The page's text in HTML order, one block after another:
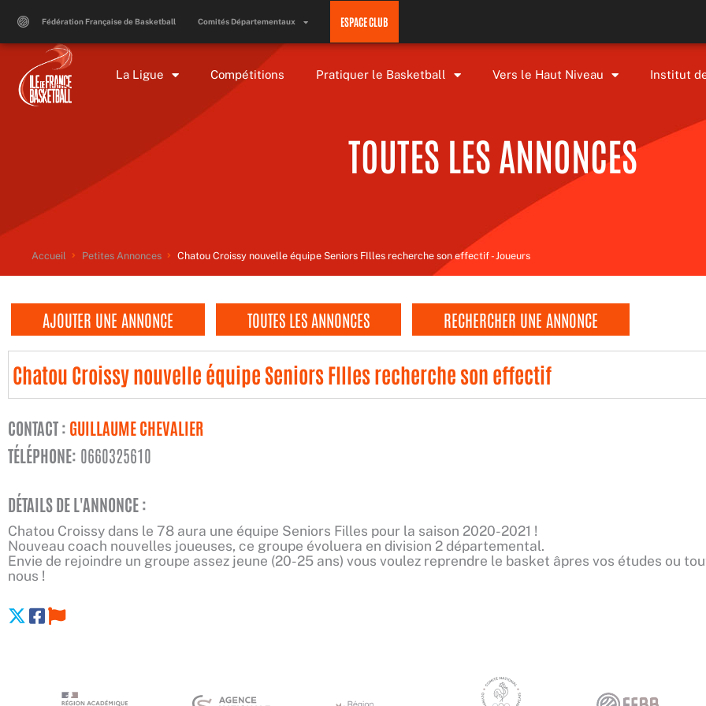
Fédération Française de Basketball Comités Départementaux ESPACE CLUB
La Ligue Compétitions Pratiquer le Basketball Vers le Haut Niveau Institut
TOUTES LES ANNONCES
Accueil Petites Annonces Chatou Croissy nouvelle équipe Seniors FIlles recherche son effectif - Joueurs
AJOUTER UNE ANNONCE TOUTES LES ANNONCES RECHERCHER UNE ANNONCE
Chatou Croissy nouvelle équipe Seniors FIlles recherche son effectif
CONTACT : GUILLAUME CHEVALIER
TÉLÉPHONE: 0660325610
DÉTAILS DE L'ANNONCE :
Chatou Croissy dans le 78 aura une équipe Seniors Filles pour la saison 2020-2021 !
Nouveau coach nouvelles joueuses, ce groupe évoluera en division 2 départemental.
Envie de rejoindre un groupe assez jeune (20-25 ans) vous voulez reprendre le basket âpres vos études ou
nous !